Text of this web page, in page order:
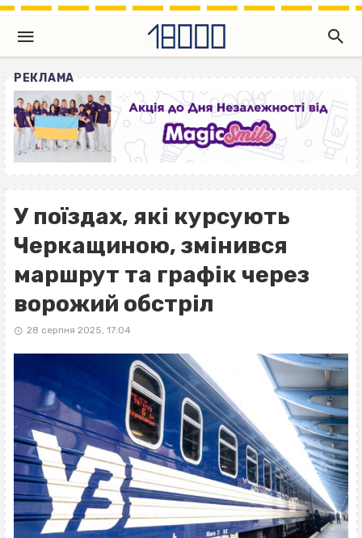
РЕКЛАМА
У поїздах, які курсують
Черкащиною, змінився
маршрут та графік через
ворожий обстріл
28 серпня 2025, 17:04